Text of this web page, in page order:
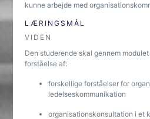
kunne arbejde med
LÆRINGSMÅL
VIDEN
Den studerende skal gennem
forståelse af:
forskellige forståelser for
ledelseskommunikation
organisationskonsultation i et